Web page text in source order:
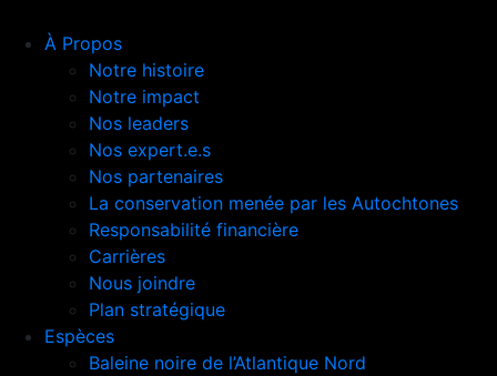
À Propos
Notre histoire
Notre impact
Nos leaders
Nos expert.e.s
Nos partenaires
La conservation menée par les Autochtones
Responsabilité financière
Carrières
Nous joindre
Plan stratégique
Espèces
Baleine noire de l’Atlantique Nord